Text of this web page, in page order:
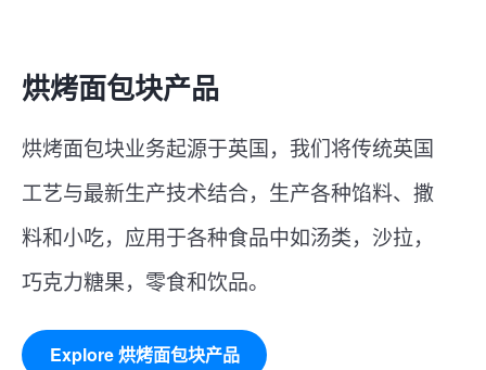
烘烤面包块产品
烘烤面包块业务起源于英国，我们将传统英国
工艺与最新生产技术结合，生产各种馅料、撒
料和小吃，应用于各种食品中如汤类，沙拉，
巧克力糖果，零食和饮品。
Explore 烘烤面包块产品